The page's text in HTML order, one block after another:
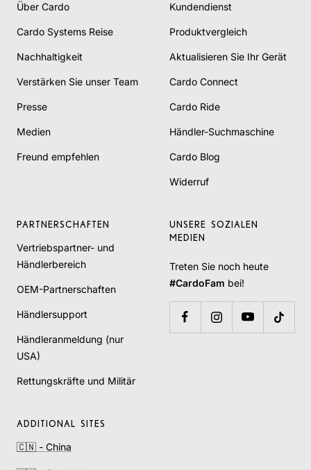
Über Cardo
Cardo Systems Reise
Nachhaltigkeit
Verstärken Sie unser Team
Presse
Medien
Freund empfehlen
Kundendienst
Produktvergleich
Aktualisieren Sie Ihr Gerät
Cardo Connect
Cardo Ride
Händler-Suchmaschine
Cardo Blog
Widerruf
PARTNERSCHAFTEN
Vertriebspartner- und
Händlerbereich
OEM-Partnerschaften
Händlersupport
Händleranmeldung (nur
USA)
Rettungskräfte und Militär
UNSERE SOZIALEN
MEDIEN
Treten Sie noch heute
#CardoFam bei!
ADDITIONAL SITES
🇨🇳 - China